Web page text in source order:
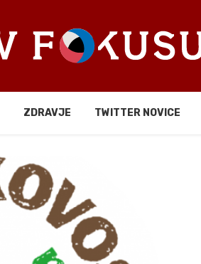
ZDRAVJE TWITTER NOVICE